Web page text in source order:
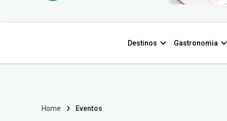
Destinos Gastronomia
Home Eventos